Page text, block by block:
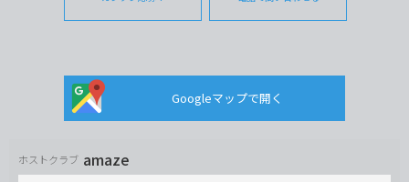
Googleマップで開く
ホストクラブ amaze